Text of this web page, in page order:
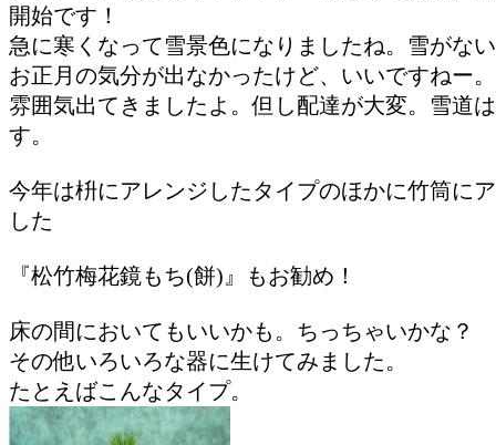
開始です！
急に寒くなって雪景色になりましたね。雪がな
お正月の気分が出なかったけど、いいですねー
雰囲気出てきましたよ。但し配達が大変。雪道
す。
今年は枡にアレンジしたタイプのほかに竹筒に
した
『松竹梅花鏡もち(餅)』もお勧め！
床の間においてもいいかも。ちっちゃいかな？
その他いろいろな器に生けてみました。
たとえばこんなタイプ。